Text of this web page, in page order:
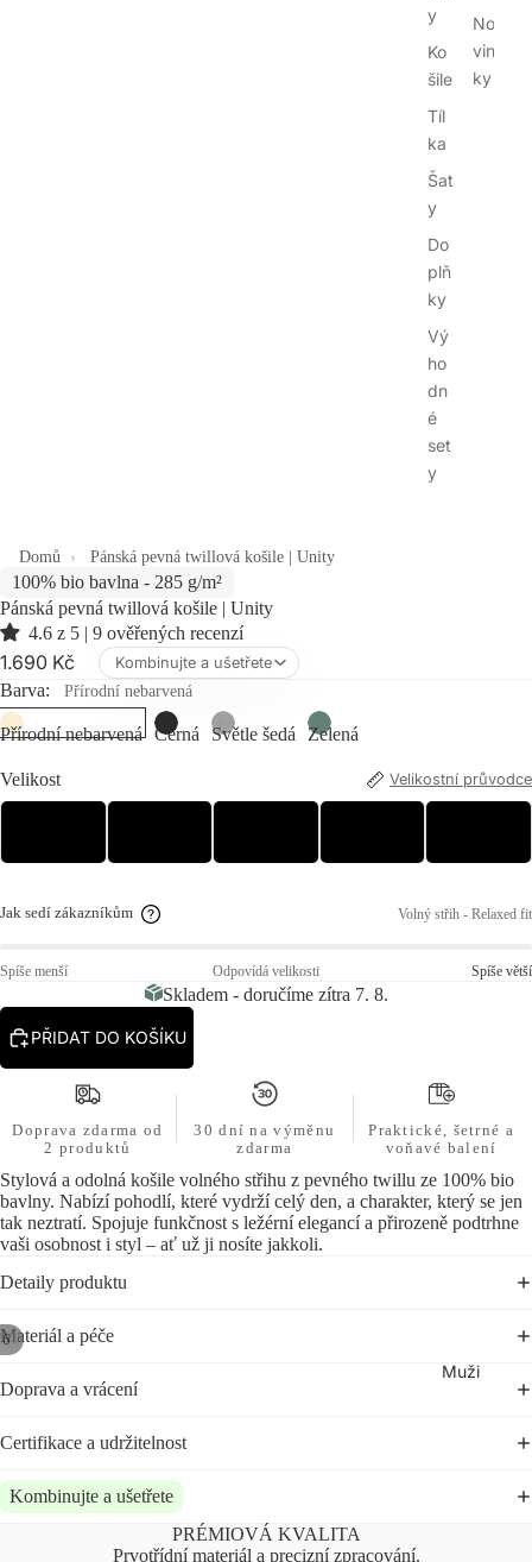
y
Ko
šile
Tíl
ka
Šat
y
Do
plň
ky
Vý
ho
dn
é
set
y
No
vin
ky
Muži
Domů Pánská pevná twillová košile | Unity
6
100% bio bavlna - 285 g/m²
Pánská pevná twillová košile | Unity
4.6 z 5 | 9 ověřených recenzí
1.690 Kč Kombinujte a ušetřete
Barva: Přírodní nebarvená
Přírodní nebarvená Černá Světle šedá Zelená
Barva
Velikost Velikostní průvodce
Jak sedí zákazníkům Volný střih - Relaxed fit
Spíše menší Odpovídá velikosti Spíše větší
Skladem - doručíme zítra 7. 8.
PŘIDAT DO KOŠÍKU
Doprava zdarma od
2 produktů
30 dní na výměnu
zdarma
Praktické, šetrné a
voňavé balení
Stylová a odolná košile volného střihu z pevného twillu ze 100% bio
bavlny. Nabízí pohodlí, které vydrží celý den, a charakter, který se jen
tak neztratí. Spojuje funkčnost s ležérní elegancí a přirozeně podtrhne
vaši osobnost i styl – ať už ji nosíte jakkoli.
Detaily produktu
Materiál a péče
Doprava a vrácení
Certifikace a udržitelnost
Kombinujte a ušetřete
PRÉMIOVÁ KVALITA
Prvotřídní materiál a precizní zpracování.